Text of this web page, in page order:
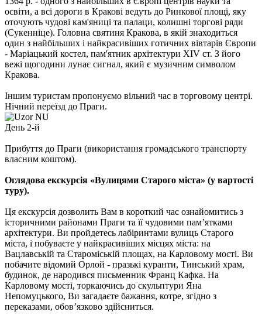
освіти, а всі дороги в Кракові ведуть до Ринкової площі, яку
оточують чудові кам'яниці та палаци, колишні торгові ряди
(Сукенніце). Головна святиня Кракова, в якій знаходиться
один з найбільших і найкрасивіших готичних вівтарів Європи
- Маріацький костел, пам'ятник архітектури XIV ст. З його
вежі щогодини лунає сигнал, який є музичним символом
Кракова.
Іншим туристам пропонуємо вільний час в торговому центрі.
Нічний переїзд до Праги.
День 2-й
Прибуття до Праги (використання громадського транспорту
власним коштом).
Оглядова екскурсія «Вулицями Старого міста» (у вартості
туру).
Ця екскурсія дозволить Вам в короткий час ознайомитись з
історичними районами Праги та її чудовими пам’ятками
архітектури. Ви пройдетесь лабіринтами вулиць Старого
міста, і побуваєте у найкрасивіших місцях міста: на
Вацлавській та Староміській площах, на Карловому мості. Ви
побачите відомий Орлой - празькі куранти, Тинський храм,
будинок, де народився письменник Франц Кафка. На
Карловому мості, торкаючись до скульптури Яна
Непомуцького, Ви загадаєте бажання, котре, згідно з
переказами, обов’язково здійсниться.